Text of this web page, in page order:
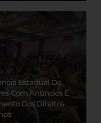
Estadual De
Com Anúncios E
Dos Direitos